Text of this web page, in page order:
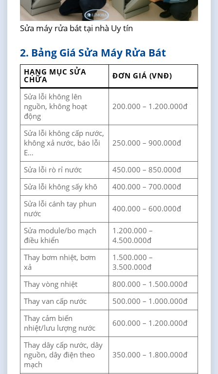
Sửa máy rửa bát tại nhà Uy tín
2. Bảng Giá Sửa Máy Rửa Bát
HẠNG MỤC SỬA
CHỮA ĐƠN GIÁ (VNĐ)
Sửa lỗi không lên
nguồn, không hoạt
động
200.000 – 1.200.000đ
Sửa lỗi không cấp nước,
không xả nước, báo lỗi
E…
250.000 – 900.000đ
Sửa lỗi rò rỉ nước
450.000 – 850.000đ
Sửa lỗi không sấy khô
400.000 – 700.000đ
Sửa lỗi cánh tay phun
nước
400.000 – 600.000đ
Sửa module/bo mạch
điều khiển
1.200.000 –
4.500.000đ
Thay bơm nhiệt, bơm
xả
1.500.000 –
3.500.000đ
Thay vòng nhiệt
800.000 – 1.500.000đ
Thay van cấp nước
500.000 – 1.000.000đ
Thay cảm biến
nhiệt/lưu lượng nước
600.000 – 1.200.000đ
Thay dây cấp nước, dây
nguồn, dây điện theo
mạch
350.000 – 1.800.000đ